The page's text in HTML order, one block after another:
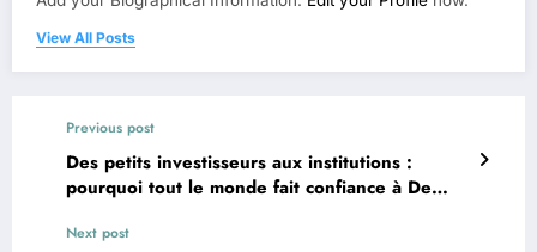
View All Posts
Previous post
Des petits investisseurs aux institutions :
pourquoi tout le monde fait confiance à De
Next post